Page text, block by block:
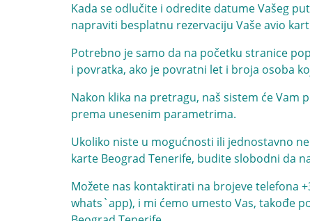
Kada se odlučite i odredite datume Vašeg
napraviti besplatnu rezervaciju Vaše avio
Potrebno je samo da na početku stranice
i povratka, ako je povratni let i broja osoba
Nakon klika na pretragu, naš sistem će Vam
prema unesenim parametrima.
Ukoliko niste u mogućnosti ili jednostavno
karte Beograd Tenerife, budite slobodni da
Možete nas kontaktirati na brojeve telefona
whats`app), i mi ćemo umesto Vas, takođe